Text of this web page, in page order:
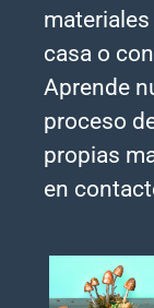
casa o
Aprende
proceso
propias
en